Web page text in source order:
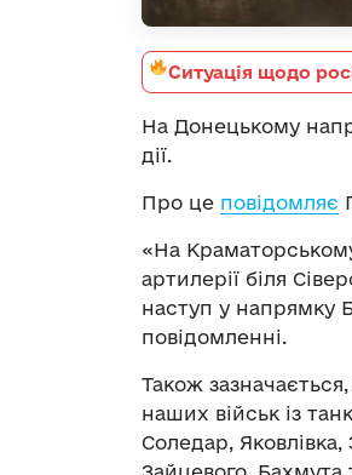
Ситуація щодо
На Донецькому
дії.
Про це повідомляє
«На
артилерії біля
наступ у напрямку
повідомленні.
Також
наших військ із
Соледар,